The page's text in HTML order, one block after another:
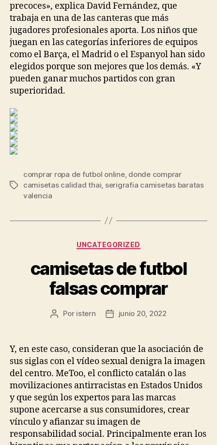
precoces», explica David Fernández, que
trabaja en una de las canteras que más
jugadores profesionales aporta. Los niños que
juegan en las categorías inferiores de equipos
como el Barça, el Madrid o el Espanyol han sido
elegidos porque son mejores que los demás. «Y
pueden ganar muchos partidos con gran
superioridad.
Etiquetas
comprar ropa de futbol online, donde comprar
camisetas calidad thai serigrafia camisetas baratas
valencia
Categorías
UNCATEGORIZED
camisetas de futbol
falsas comprar
Autor
entrada
Por istern
Fecha
entrada
junio 20, 2022
Y, en este caso, consideran que la asociación de
sus siglas con el vídeo sexual denigra la imagen
del centro. MeToo, el conflicto catalán o las
movilizaciones antirracistas en Estados Unidos
y que según los expertos para las marcas
supone acercarse a sus consumidores, crear
vínculo y afianzar su imagen de
responsabilidad social. Principalmente eran los